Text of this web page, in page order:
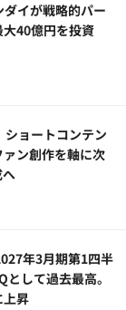
イが戦略的パー
大40億円を投資
ョートコンテン
ン創作を軸に次
年3月期第1四半
して過去最高。
上昇